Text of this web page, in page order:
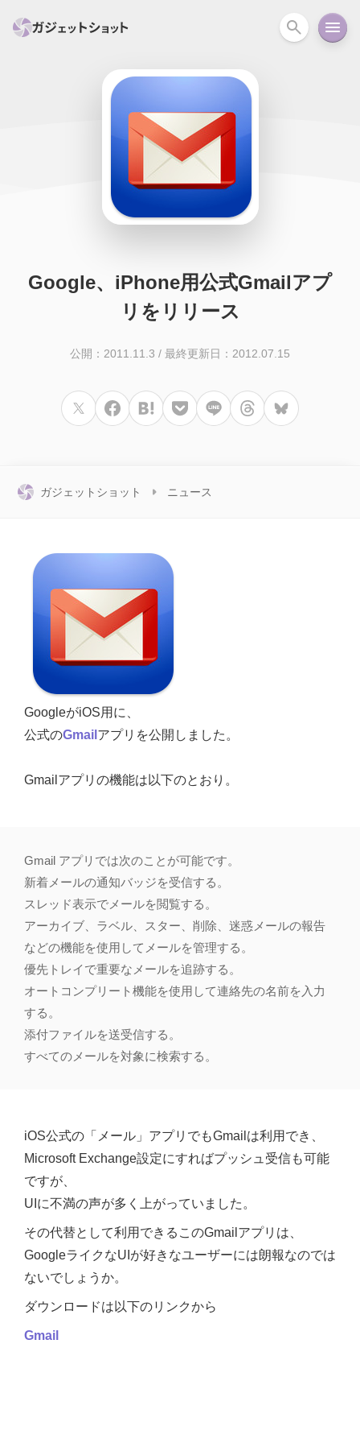
PC関連
スマートホーム アクションカメラ
Android
Google、iPhone用公式Gmailアプ
リをリリース
公開：2011.11.3 / 最終更新日：2012.07.15
ガジェットショット ニュース
GoogleがiOS用に、
公式のGmail アプリを公開しました。
Gmailアプリの機能は以下のとおり。
Gmail アプリでは次のことが可能です。
新着メールの通知バッジを受信する。
スレッド表示でメールを閲覧する。
アーカイブ、ラベル、スター、削除、迷惑メールの報告
などの機能を使用してメールを管理する。
優先トレイで重要なメールを追跡する。
オートコンプリート機能を使用して連絡先の名前を入力
する。
添付ファイルを送受信する。
すべてのメールを対象に検索する。
iOS公式の「メール」アプリでもGmailは利用でき、
Microsoft Exchange設定にすればプッシュ受信も可能
ですが、
UIに不満の声が多く上がっていました。
その代替として利用できるこのGmailアプリは、
GoogleライクなUIが好きなユーザーには朗報なのでは
ないでしょうか。
ダウンロードは以下のリンクから
Gmail